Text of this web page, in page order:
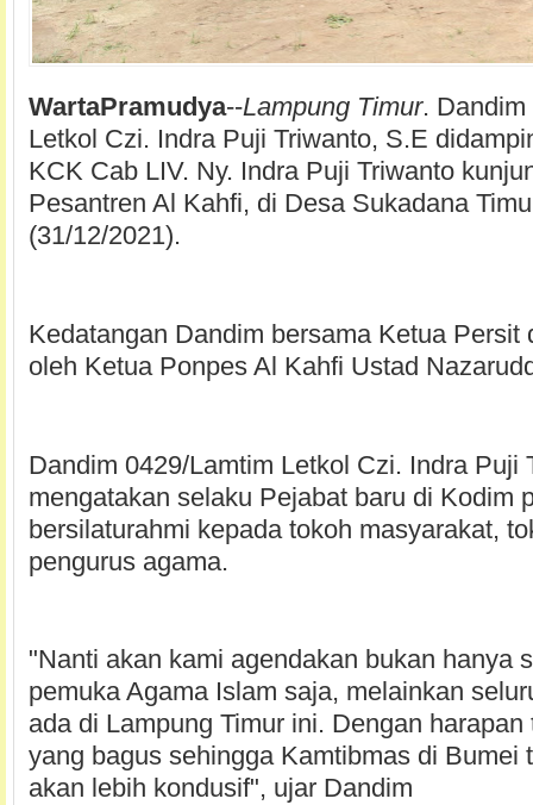
WartaPramudya--Lampung Timur. Dandim
Letkol Czi. Indra Puji Triwanto, S.E
KCK Cab LIV. Ny. Indra Puji Triwanto
Pesantren Al Kahfi, di Desa Sukadana
(31/12/2021).
Kedatangan Dandim bersama Ketua Persit
oleh Ketua Ponpes Al Kahfi Ustad
Dandim 0429/Lamtim Letkol Czi. Indra Puji
mengatakan selaku Pejabat baru di Kodim
bersilaturahmi kepada tokoh masyarakat,
pengurus agama.
"Nanti akan kami agendakan bukan hanya
pemuka Agama Islam saja, melainkan
ada di Lampung Timur ini. Dengan
yang bagus sehingga Kamtibmas di Bumei
akan lebih kondusif", ujar Dandim